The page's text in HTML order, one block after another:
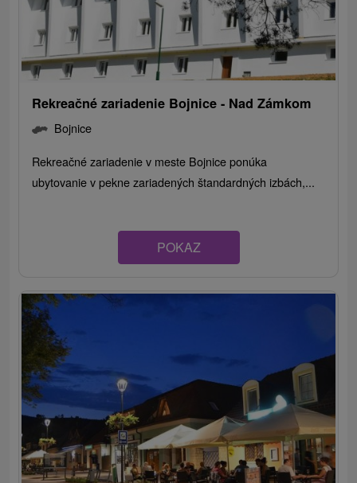
Rekreačné zariadenie Bojnice - Nad Zámkom
Bojnice
Rekreačné zariadenie v meste Bojnice ponúka
ubytovanie v pekne zariadených štandardných izbách,...
POKAZ